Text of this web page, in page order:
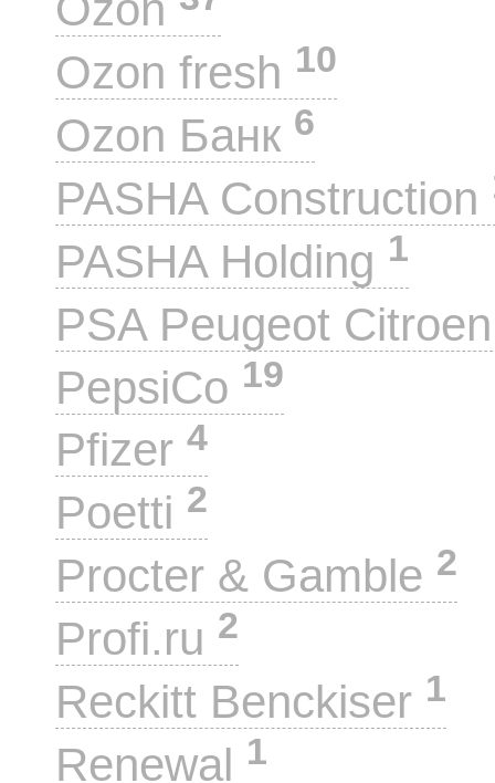
Ozon fresh 10
Ozon Банк 6
PASHA Construction
PASHA Holding 1
PSA Peugeot
PepsiCo 19
Pfizer 4
Poetti 2
Procter & Gamble 2
Profi.ru 2
Reckitt Benckiser 1
Renewal 1